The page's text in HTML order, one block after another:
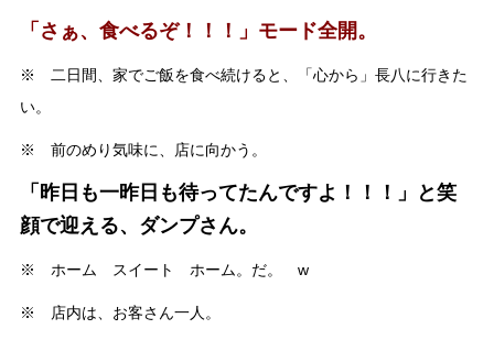
「さぁ、食べるぞ！！！」モード全開。
※ 二日間、家でご飯を食べ続けると、「心から」長八に行きた
い。
※ 前のめり気味に、店に向かう。
「昨日も一昨日も待ってたんですよ！！！」と笑
顔で迎える、ダンプさん。
※ ホーム スイート ホーム。だ。 w
※ 店内は、お客さん一人。